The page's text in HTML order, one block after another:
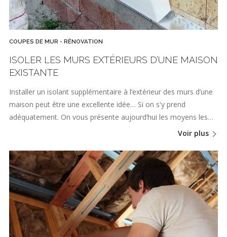
COUPES DE MUR - RÉNOVATION
ISOLER LES MURS EXTÉRIEURS D’UNE MAISON
EXISTANTE
Installer un isolant supplémentaire à l’extérieur des murs d’une
maison peut être une excellente idée… Si on s'y prend
adéquatement. On vous présente aujourd’hui les moyens les…
Voir plus